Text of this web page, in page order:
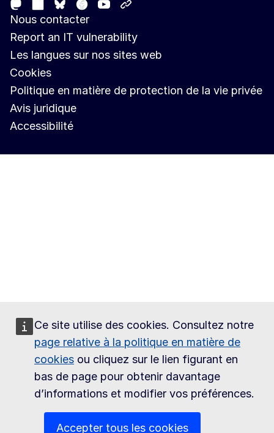
Ce site utilise des cookies. Consultez notre
page relative à la politique en matière de
cookies ou cliquez sur le lien figurant en
bas de page pour obtenir davantage
d’informations et modifier vos préférences.
Accepter tous les cookies
MastodonLinkedIn
Bluesky
Facebook
Youtube
Nous contacter
Report an IT vulnerability
Les langues sur nos sites web
Cookies
Politique en matière de protection de la vie privée
Avis juridique
Accessibilité